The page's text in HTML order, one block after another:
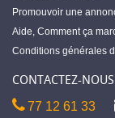
Promouvoir une
Aide, Comment ça
Conditions générales
CONTACTEZ-NOUS
77 12 61 33